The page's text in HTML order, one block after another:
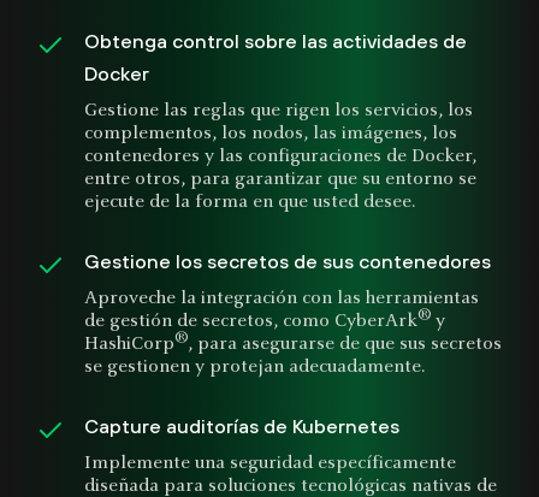
Obtenga control sobre las actividades de
Docker
Gestione las reglas que rigen los servicios, los
complementos, los nodos, las imágenes, los
contenedores y las configuraciones de Docker,
entre otros, para garantizar que su entorno se
ejecute de la forma en que usted desee.
Gestione los secretos de sus contenedores
Aproveche la integración con las herramientas
de gestión de secretos, como CyberArk® y
HashiCorp®, para asegurarse de que sus secretos
se gestionen y protejan adecuadamente.
Capture auditorías de Kubernetes
Implemente una seguridad específicamente
diseñada para soluciones tecnológicas nativas de